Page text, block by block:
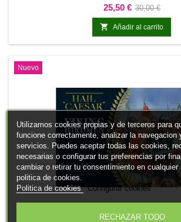
concreta al ejército y distinguirla
colección.Es adecuada para completar
una fuerza existente y preparar escenarios o
con la gama.
Precio
25,50 € Precio
base
30,00 €
 Añadir al carrito
Nuevo
Utilizamos cookies propias y de terceros para
funcione correctamente, analizar la navegacion
servicios. Puedes aceptar todas las cookies,
necesarias o configurar tus preferencias por
cambiar o retirar tu consentimiento en cualquier
politica de cookies.
Politica de cookies Configurar cookies
RECHAZAR TODO